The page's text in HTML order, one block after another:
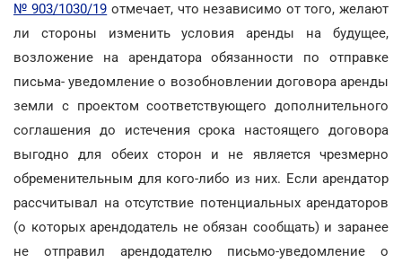
№ 903/1030/19 отмечает, что независимо от того, желают
ли стороны изменить условия аренды на будущее,
возложение на арендатора обязанности по отправке
письма- уведомление о возобновлении договора аренды
земли с проектом соответствующего дополнительного
соглашения до истечения срока настоящего договора
выгодно для обеих сторон и не является чрезмерно
обременительным для кого-либо из них. Если арендатор
рассчитывал на отсутствие потенциальных арендаторов
(о которых арендодатель не обязан сообщать) и заранее
не отправил арендодателю письмо-уведомление о